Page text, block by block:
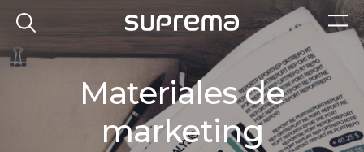
Materiales de
marketing